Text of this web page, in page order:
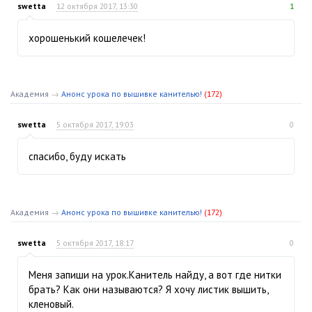
swetta 12 октября 2017, 13:30 1
хорошенький кошелечек!
Академия → Анонс урока по вышивке канителью! (172)
swetta 5 октября 2017, 19:03 0
спасибо, буду искать
Академия → Анонс урока по вышивке канителью! (172)
swetta 5 октября 2017, 18:17 0
Меня запиши на урок.Канитель найду, а вот где нитки
брать? Как они называются? Я хочу листик вышить,
кленовый.